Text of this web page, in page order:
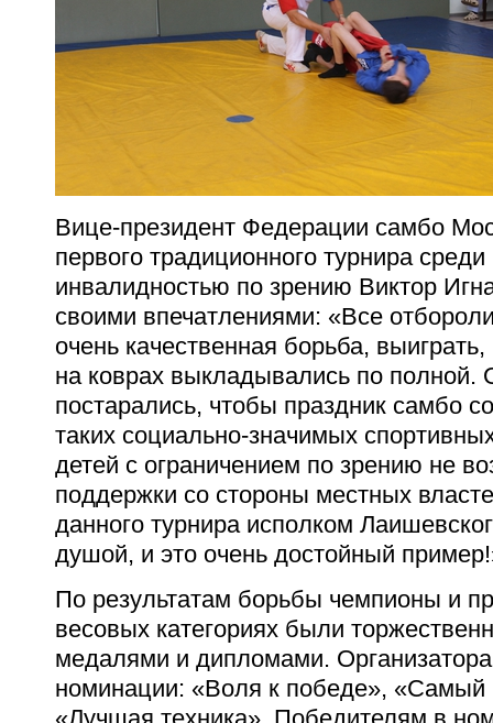
Вице-президент Федерации самбо
первого традиционного турнира
инвалидностью по зрению Виктор
своими впечатлениями: «Все
очень качественная борьба,
на коврах выкладывались по полной.
постарались, чтобы праздник самбо
таких социально-значимых
детей с ограничением по зрению не
поддержки со стороны местных
данного турнира исполком
душой, и это очень достойный
По результатам борьбы чемпионы и
весовых категориях были
медалями и дипломами.
номинации: «Воля к победе», «Самый